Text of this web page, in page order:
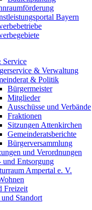
Bayern
Service
& Verwaltung
& Politik
Bürgermeister
Mitglieder
Ausschüsse und Verbände
Fraktionen
Sitzungen Attenkirchen
Gemeinderatsberichte
Bürgerversammlung
und Verordnungen
und Entsorgung
Ampertal e. V.
Freizeit
Standort